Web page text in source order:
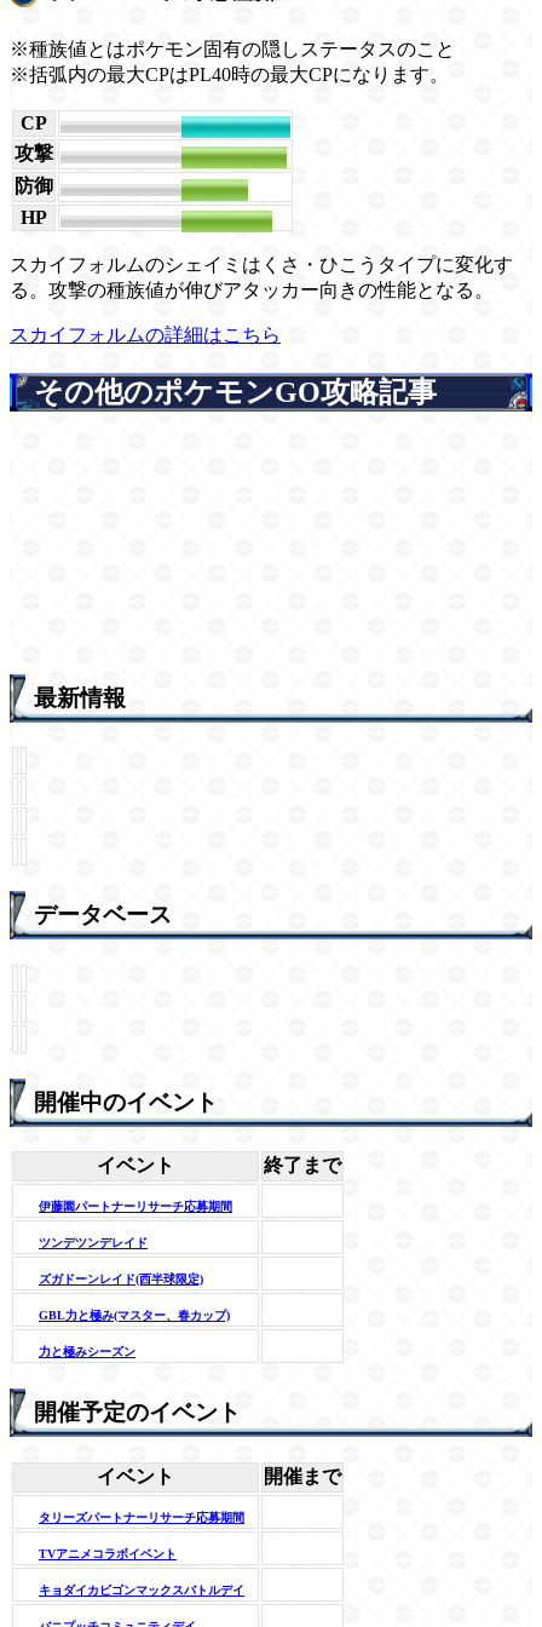
※種族値とはポケモン固有の隠しステータスのこと
※括弧内の最大CPはPL40時の最大CPになります。
CP
4061(3592)
攻撃
261
防御
166
HP
225
スカイフォルムのシェイミはくさ・ひこうタイプに変化す
る。攻撃の種族値が伸びアタッカー向きの性能となる。
スカイフォルムの詳細はこちら
その他のポケモンGO攻略記事
最新情報
データベース
開催中のイベント
イベント 終了まで
伊藤園パートナーリサーチ応募期間
ツンデツンデレイド
ズガドーンレイド(西半球限定)
GBL力と極み(マスター、春カップ)
力と極みシーズン
開催予定のイベント
イベント 開催まで
タリーズパートナーリサーチ応募期間
TVアニメコラボイベント
キョダイカビゴンマックスバトルデイ